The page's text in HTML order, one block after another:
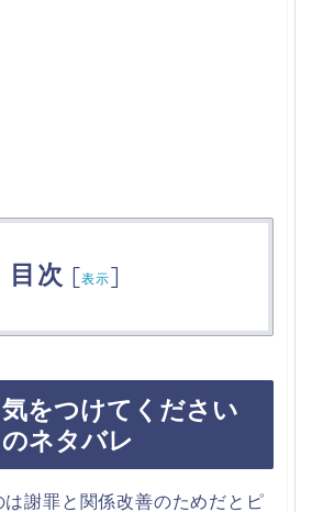
目次 [表示]
をつけてください
のネタバレ
は謝罪と関係改善のためだとピ